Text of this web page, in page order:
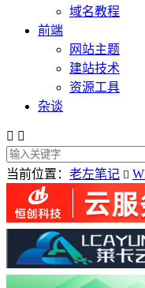
域名教程
前端
网站主题
建站技术
资源工具
杂谈
 
当前位置： 老左笔记 